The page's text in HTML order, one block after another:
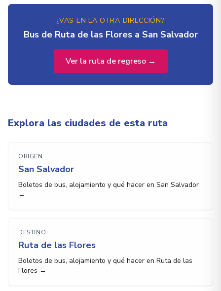
¿VAS EN LA OTRA DIRECCIÓN?
Bus de Ruta de las Flores a San Salvador
Ver la ruta de regreso →
Explora las ciudades de esta ruta
ORIGEN
San Salvador
Boletos de bus, alojamiento y qué hacer en San Salvador
→
DESTINO
Ruta de las Flores
Boletos de bus, alojamiento y qué hacer en Ruta de las
Flores →